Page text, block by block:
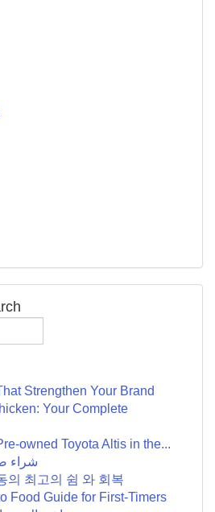
Strengthen Your Brand
Your Complete
owned Toyota Altis in the...
شراء
의 최고의 쉼 와 회복
Food Guide for First-Timers